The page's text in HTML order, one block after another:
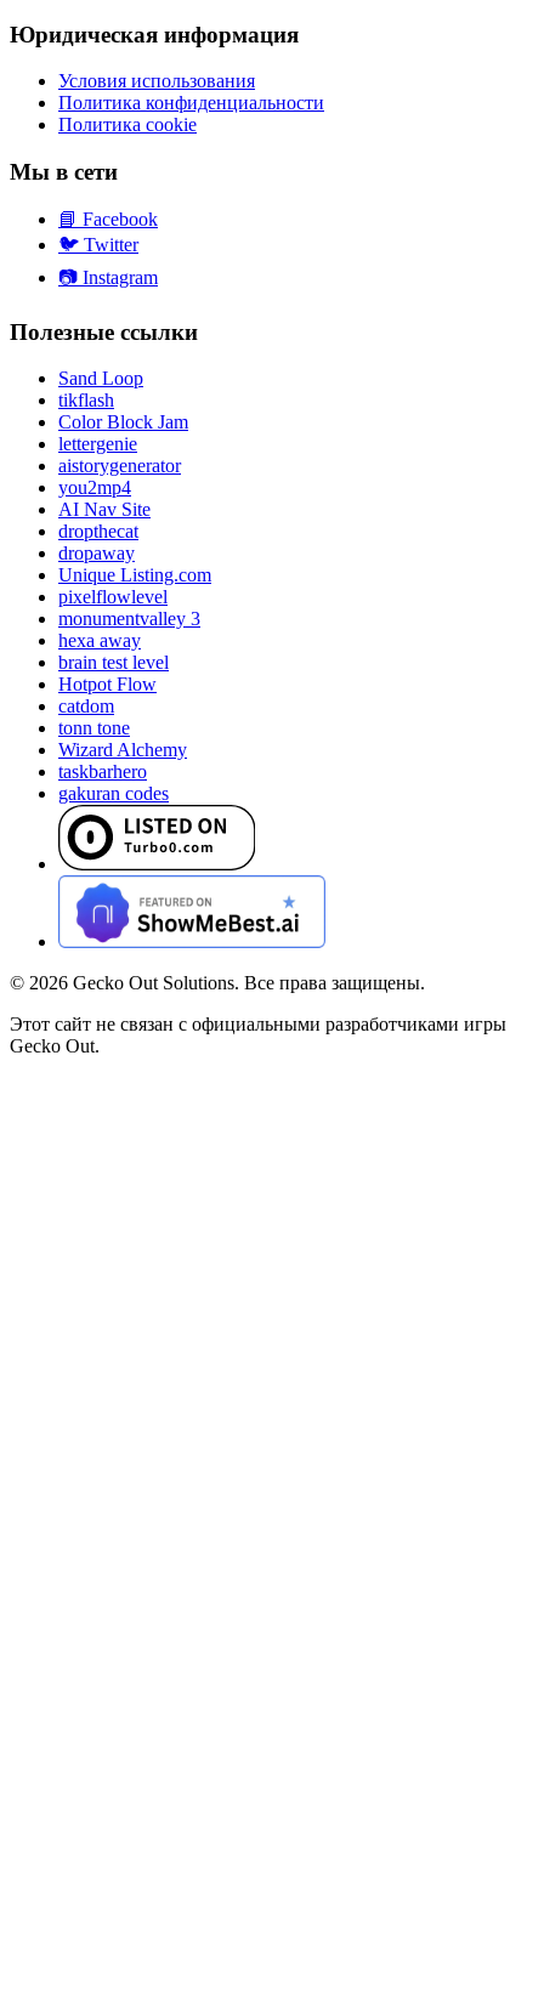
Юридическая информация
Условия использования
Политика конфиденциальности
Политика cookie
Мы в сети
📘 Facebook
🐦 Twitter
📷 Instagram
Полезные ссылки
Sand Loop
tikflash
Color Block Jam
lettergenie
aistorygenerator
you2mp4
AI Nav Site
dropthecat
dropaway
Unique Listing.com
pixelflowlevel
monumentvalley 3
hexa away
brain test level
Hotpot Flow
catdom
tonn tone
Wizard Alchemy
taskbarhero
gakuran codes
© 2026 Gecko Out Solutions. Все права защищены.
Этот сайт не связан с официальными разработчиками игры
Gecko Out.